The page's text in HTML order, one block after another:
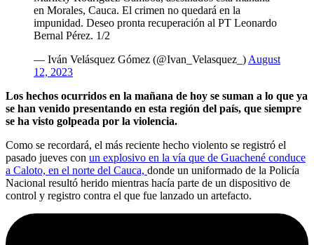
en Morales, Cauca. El crimen no quedará en la
impunidad. Deseo pronta recuperación al PT Leonardo
Bernal Pérez. 1/2
— Iván Velásquez Gómez (@Ivan_Velasquez_) August
12, 2023
Los hechos ocurridos en la mañana de hoy se suman a lo que ya
se han venido presentando en esta región del país, que siempre
se ha visto golpeada por la violencia.
Como se recordará, el más reciente hecho violento se registró el
pasado jueves con un explosivo en la vía que de Guachené conduce
a Caloto, en el norte del Cauca, donde un uniformado de la Policía
Nacional resultó herido mientras hacía parte de un dispositivo de
control y registro contra el que fue lanzado un artefacto.